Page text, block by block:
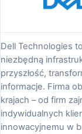
Dell Technologies
niezbędną
przyszłość,
informacje. Firma
krajach – od firm
indywidualnych
innowacyjnemu w